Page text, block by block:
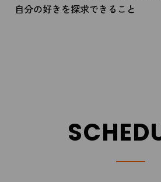
自分の好きを探求できること